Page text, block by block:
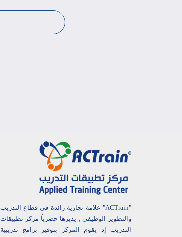
"ACTrain" علامة تجارية رائدة في قطاع التدريب
والتطوير الوظيفي , يديرها حصرياُ مركز تطبيقات
التدريب إذ يقوم المركز بتوفير برامج تدريبية